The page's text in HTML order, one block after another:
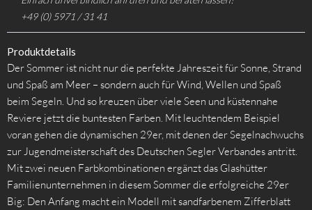
+49 (0) 5971 / 31 41
Produktdetails
Der Sommer ist nicht nur die perfekte Jahreszeit für Sonne, Strand
und Spaß am Meer – sondern auch für Wind, Wellen und Spaß
beim Segeln. Und so kreuzen über viele Seen und küstennahe
Reviere jetzt die buntesten Farben. Mit leuchtendem Beispiel
voran gehen die dynamischen 29er, mit denen der Segelnachwuchs
zur Jugendmeisterschaft des Deutschen Segler Verbandes antritt.
Mit zwei neuen Farbkombinationen ergänzt das Glashütter
Familienunternehmen in diesem Sommer die erfolgreiche 29er
Big: Den Anfang macht ein Modell mit sandfarbenem Zifferblatt